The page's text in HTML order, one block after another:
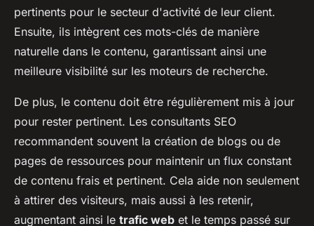
pertinents pour le secteur d'activité de leur client.
Ensuite, ils intègrent ces mots-clés de manière
naturelle dans le contenu, garantissant ainsi une
meilleure visibilité sur les moteurs de recherche.
De plus, le contenu doit être régulièrement mis à jour
pour rester pertinent. Les consultants SEO
recommandent souvent la création de blogs ou de
pages de ressources pour maintenir un flux constant
de contenu frais et pertinent. Cela aide non seulement
à attirer des visiteurs, mais aussi à les retenir,
augmentant ainsi le trafic web et le temps passé sur